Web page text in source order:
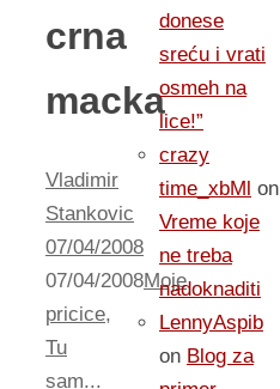
crna
macka
Vladimir
Stankovic
07/04/2008
07/04/2008Moje
pricice,
Tu
sam...
donese
sreću i vrati
osmeh na
lice!”
crazy
time_xbMl on
Vreme koje
ne treba
nadoknaditi
LennyAspib
on Blog za